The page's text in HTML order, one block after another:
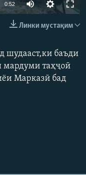
0:52
Линки мустақим
шудааст,ки баъди
мардуми таҳҷоӣ
Марказӣ бад